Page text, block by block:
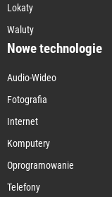
Lokaty
Waluty
Nowe technologie
Audio-Wideo
Fotografia
Internet
Komputery
Oprogramowanie
Telefony